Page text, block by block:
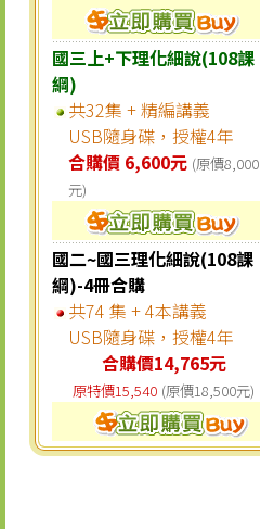
國三上+下理化細說(108課
綱)
共32集 + 精編講義
USB隨身碟，授權4年
合購價 6,600元 (原價8,000
元)
國二~國三理化細說(108課
綱)-4冊合購
共74 集 + 4本講義
USB隨身碟，授權4年
合購價14,765元
原特價15,540 (原價18,500元)